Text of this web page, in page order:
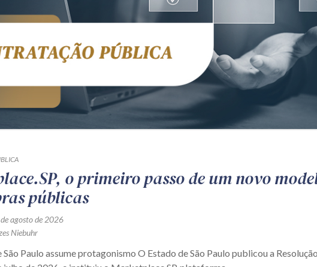
o primeiro passo de um novo
públicas
agosto de 2026
Niebuhr
São Paulo assume protagonismo O Estado de São Paulo publicou a